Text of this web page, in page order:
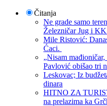
Čitanja
Ne grade samo
Železničar Jug i
Mile Ristović:
Ćaci.
„Nisam
Pavlović obišao tri
Leskovac; Iz
dinara
HITNO ZA
na prelazima ka